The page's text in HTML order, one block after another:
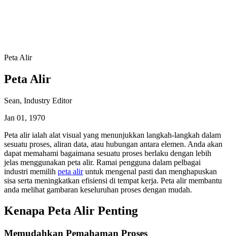
Peta Alir
Peta Alir
Sean, Industry Editor
Jan 01, 1970
Peta alir ialah alat visual yang menunjukkan langkah-langkah dalam
sesuatu proses, aliran data, atau hubungan antara elemen. Anda akan
dapat memahami bagaimana sesuatu proses berlaku dengan lebih
jelas menggunakan peta alir. Ramai pengguna dalam pelbagai
industri memilih peta aliruntuk mengenal pasti dan menghapuskan
sisa serta meningkatkan efisiensi di tempat kerja. Peta alir membantu
anda melihat gambaran keseluruhan proses dengan mudah.
Kenapa Peta Alir Penting
Memudahkan Pemahaman Proses